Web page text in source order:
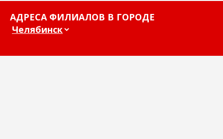
АДРЕСА ФИЛИАЛОВ В ГОРОДЕ